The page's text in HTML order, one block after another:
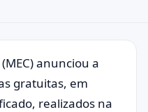
anunciou a
gratuitas, em
realizados na